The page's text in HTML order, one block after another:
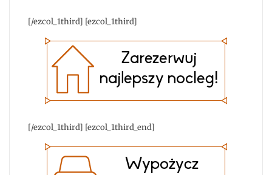
[/ezcol_1third] [ezcol_1third]
[/ezcol_1third] [ezcol_1third_end]